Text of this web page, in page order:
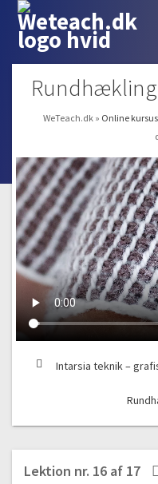
WeTeach.dk » Online
Intarsia teknik –
Lektion nr. 16 af 17